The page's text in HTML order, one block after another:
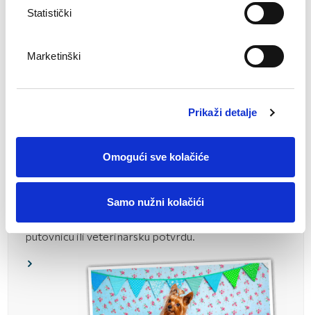
Statistički
Marketinški
Prikaži detalje
Omogući sve kolačiće
Samo nužni kolačići
Ako svoje četveronožne prijatelje želite povesti sa
sobom u Hrvatsku, jedini uvjet jest zadovoljavanje
jednostavnog pregleda prije ulaska u zemlju. Na
pregledu će se provjeriti ima li vaš kućni ljubimac
putovnicu ili veterinarsku potvrdu.